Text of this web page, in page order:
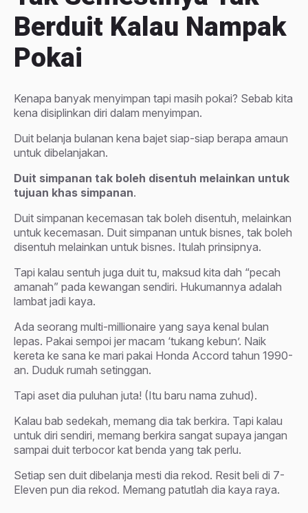
Berduit Kalau Nampak
Pokai
Kenapa banyak menyimpan tapi masih pokai? Sebab kita
kena disiplinkan diri dalam menyimpan.
Duit belanja bulanan kena bajet siap-siap berapa amaun
untuk dibelanjakan.
Duit simpanan tak boleh disentuh melainkan untuk
tujuan khas simpanan.
Duit simpanan kecemasan tak boleh disentuh, melainkan
untuk kecemasan. Duit simpanan untuk bisnes, tak boleh
disentuh melainkan untuk bisnes. Itulah prinsipnya.
Tapi kalau sentuh juga duit tu, maksud kita dah “pecah
amanah” pada kewangan sendiri. Hukumannya adalah
lambat jadi kaya.
Ada seorang multi-millionaire yang saya kenal bulan
lepas. Pakai sempoi jer macam ‘tukang kebun’. Naik
kereta ke sana ke mari pakai Honda Accord tahun 1990-
an. Duduk rumah setinggan.
Tapi aset dia puluhan juta! (Itu baru nama zuhud).
Kalau bab sedekah, memang dia tak berkira. Tapi kalau
untuk diri sendiri, memang berkira sangat supaya jangan
sampai duit terbocor kat benda yang tak perlu.
Setiap sen duit dibelanja mesti dia rekod. Resit beli di 7-
Eleven pun dia rekod. Memang patutlah dia kaya raya.